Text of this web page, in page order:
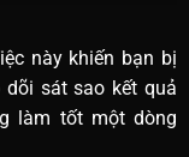
này khiến bạn bị
dõi sát sao kết quả
làm tốt một dòng